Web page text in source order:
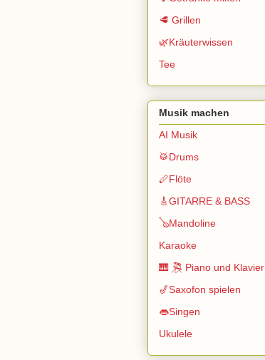
🥩 Grillen
🌿Kräuterwissen
Tee
Musik machen
AI Musik
🥁Drums
🪈Flöte
🎸GITARRE & BASS
🪕Mandoline
Karaoke
🎹 🎘 Piano und Klavier
🎷Saxofon spielen
👄Singen
Ukulele